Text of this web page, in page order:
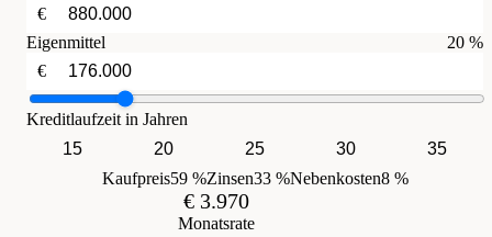
€
Eigenmittel
20 %
€
Kreditlaufzeit in Jahren
15
20 25 30
35
Kaufpreis59 %Zinsen33 %Nebenkosten8 %
€ 3.970
Monatsrate